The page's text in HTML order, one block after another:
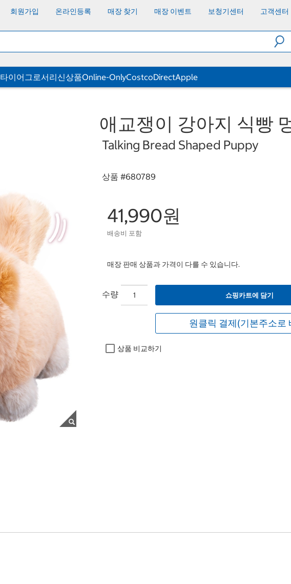
회원가입 온라인등록 매장 찾기 매장 이벤트 보청기센터 고객센터
타이어그로서리신상품Online-OnlyCostcoDirectApple
애교쟁이 강아지 식빵
Talking Bread Shaped Puppy
상품 #680789
41,990원
배송비 포함
매장 판매 상품과 가격이 다를 수 있습니다.
수량 쇼핑카트에 담기
원클릭 결제(기본주소로
상품 비교하기